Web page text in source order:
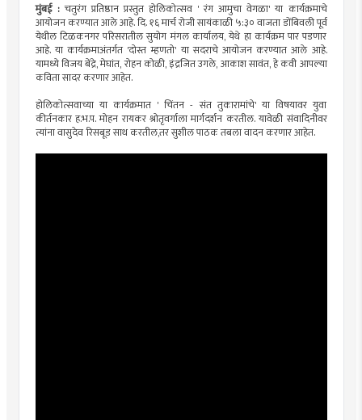
मुंबई :चतुरंग प्रतिष्ठान प्रस्तुत होलिकोत्सव ' रंग आमुचा वेगळा' या कार्यक्रमाचे
आयोजन करण्यात आले आहे. दि. १६ मार्च रोजी सायंकाळी ५:३० वाजता डोंबिवली पूर्व
येथील टिळकनगर परिसरातील सुयोग मंगल कार्यालय, येथे हा कार्यक्रम पार पडणार
आहे. या कार्यक्रमाअंतर्गत 'दोस्त म्हणतो' या सदराचे आयोजन करण्यात आले आहे.
यामध्ये विजय बेंद्रे, मेघांत, रोहन कोळी, इंद्रजित उगले, आकाश सावंत, हे कवी आपल्या
कविता सादर करणार आहेत.
होलिकोत्सवाच्या या कार्यक्रमात ' चिंतन - संत तुकारामांचे' या विषयावर युवा
कीर्तनकार ह.भ.प. मोहन रायकर श्रोतृवर्गाला मार्गदर्शन करतील. यावेळी संवादिनीवर
त्यांना वासुदेव रिसबूड साथ करतील,तर सुशील पाठक तबला वादन करणार आहेत.